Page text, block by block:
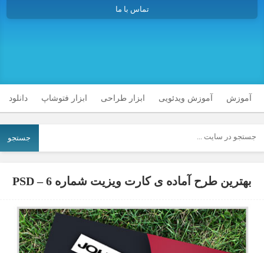
تماس با ما
آموزش آموزش ویدئویی ابزار طراحی ابزار فتوشاپ دانلود
جستجو
بهترین طرح آماده ی کارت ویزیت شماره 6 – PSD